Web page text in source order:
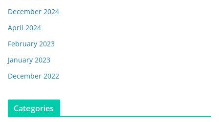
December 2024
April 2024
February 2023
January 2023
December 2022
Categories